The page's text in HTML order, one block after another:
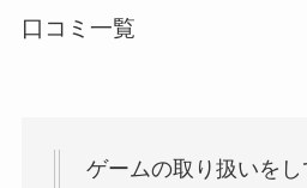
口コミ一覧
ゲームの取り扱いを